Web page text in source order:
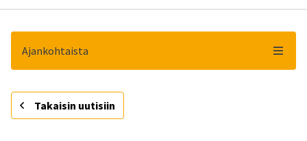
Ajankohtaista
- Takaisin uutisiin